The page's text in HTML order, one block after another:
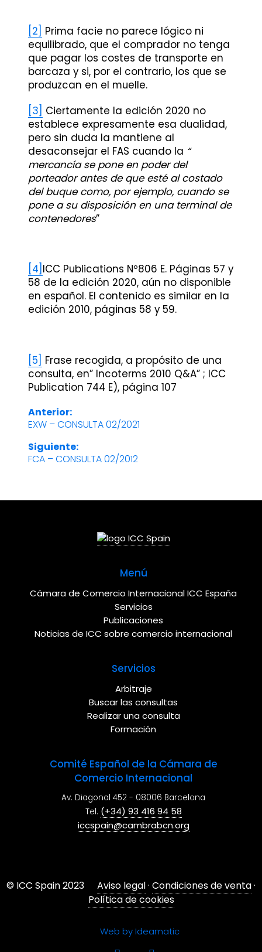
[2] Prima facie no parece lógico ni
equilibrado, que el comprador no tenga
que pagar los costes de transporte en
barcaza y si, por el contrario, los que se
produzcan en el muelle.
[3] Ciertamente la edición 2020 no
establece expresamente esa dualidad,
pero sin duda la mantiene al
desaconsejar el FAS cuando la “
mercancía se pone en poder del
porteador antes de que esté al costado
del buque como, por ejemplo, cuando se
pone a su disposición en una terminal de
contenedores”
[4] ICC Publications Nº806 E. Páginas 57 y
58 de la edición 2020, aún no disponible
en español. El contenido es similar en la
edición 2010, páginas 58 y 59.
[5] Frase recogida, a propósito de una
consulta, en” Incoterms 2010 Q&A” ; ICC
Publication 744 E), página 107
Navegación
de
Anterior:
Entrada
EXW – CONSULTA 02/2021
Siguiente:
Entrada
FCA – CONSULTA 02/2012
Menú
Cámara de Comercio Internacional ICC España
Servicios
Publicaciones
Noticias de ICC sobre comercio internacional
Servicios
Arbitraje
Buscar las consultas
Realizar una consulta
Formación
Comité Español de la Cámara de
Comercio Internacional
Av. Diagonal 452 - 08006 Barcelona
Tel. (+34) 93 416 94 58
iccspain@cambrabcn.org
© ICC Spain 2023 Aviso legal·Condiciones de venta·
Política de cookies
Web by Ideamatic